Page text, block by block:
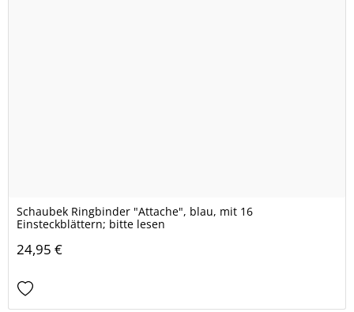
Schaubek Ringbinder "Attache", blau, mit 16
Einsteckblättern; bitte lesen
24,95 €